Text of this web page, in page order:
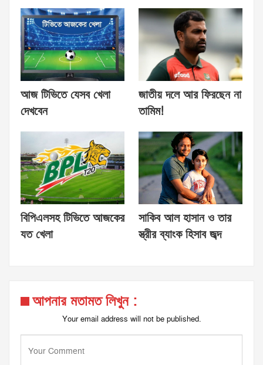
আজ টিভিতে যেসব খেলা
দেখবেন
জাতীয় দলে আর ফিরছেন না
তামিম!
বিপিএলসহ টিভিতে আজকের
যত খেলা
সাকিব আল হাসান ও তার
স্ত্রীর ব্যাংক হিসাব জব্দ
আপনার মতামত লিখুন :
Your email address will not be published.